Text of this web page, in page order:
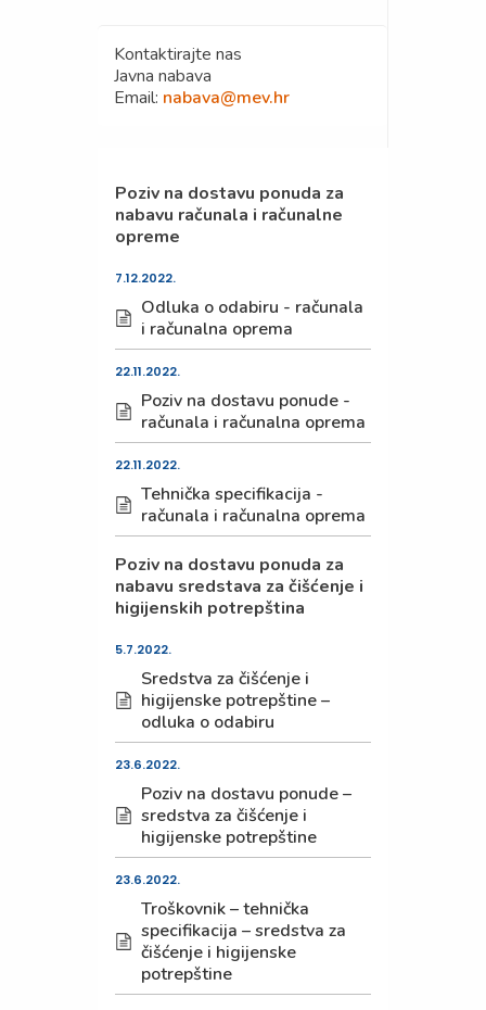
Kontaktirajte nas
Javna nabava
Email: nabava@mev.hr
Poziv na dostavu ponuda za
nabavu računala i računalne
opreme
7.12.2022.
Odluka o odabiru - računala
i računalna oprema
22.11.2022.
Poziv na dostavu ponude -
računala i računalna oprema
22.11.2022.
Tehnička specifikacija -
računala i računalna oprema
Poziv na dostavu ponuda za
nabavu sredstava za čišćenje i
higijenskih potrepština
5.7.2022.
Sredstva za čišćenje i
higijenske potrepštine –
odluka o odabiru
23.6.2022.
Poziv na dostavu ponude –
sredstva za čišćenje i
higijenske potrepštine
23.6.2022.
Troškovnik – tehnička
specifikacija – sredstva za
čišćenje i higijenske
potrepštine